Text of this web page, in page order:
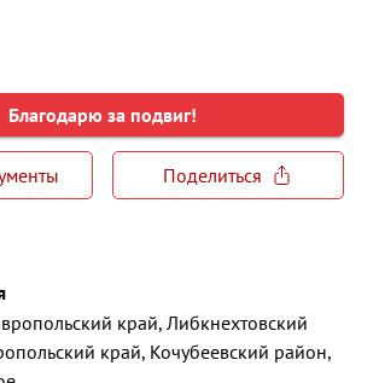
Благодарю за подвиг!
Поделиться
край, Либкнехтовский
край, Кочубеевский район,